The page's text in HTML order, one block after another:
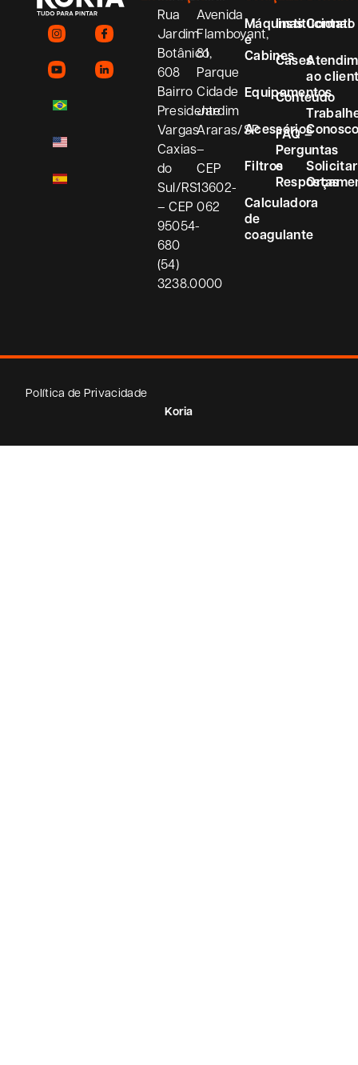
Rua
Jardim
Botânico,
608
Bairro
Presidente
Vargas
Caxias
do
Sul/RS
– CEP
95054-
680
(54)
3238.0000
Avenida
Flamboyant,
81
Parque
Cidade
Jardim
Araras/SP
–
CEP
13602-
062
Máquinas
e
Cabines
Equipamentos
Acessórios
Filtros
Calculadora
de
coagulante
Institucional
Cases
Conteúdo
FAQ –
Perguntas
e
Respostas
Contato
ao
Solicitar
Política de Privacidade
Koria